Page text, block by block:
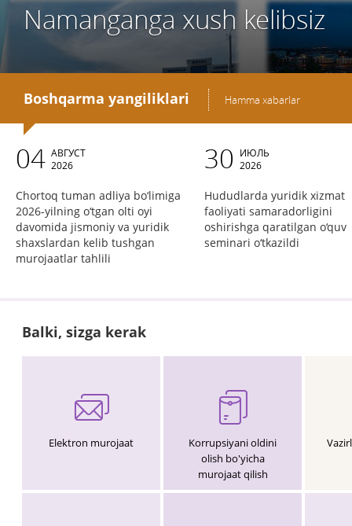
Namanganga xush kelibsiz
Boshqarma yangiliklari Hamma xabarlar
04 АВГУСТ
2026
Chortoq tuman adliya bo‘limiga
2026-yilning o‘tgan olti oyi
davomida jismoniy va yuridik
shaxslardan kelib tushgan
murojaatlar tahlili
30 ИЮЛЬ
2026
Hududlarda yuridik xizmat
faoliyati samaradorligini
oshirishga qaratilgan o‘quv
seminari o‘tkazildi
Balki, sizga kerak
Elektron murojaat
Korrupsiyani oldini
olish bo'yicha
murojaat qilish